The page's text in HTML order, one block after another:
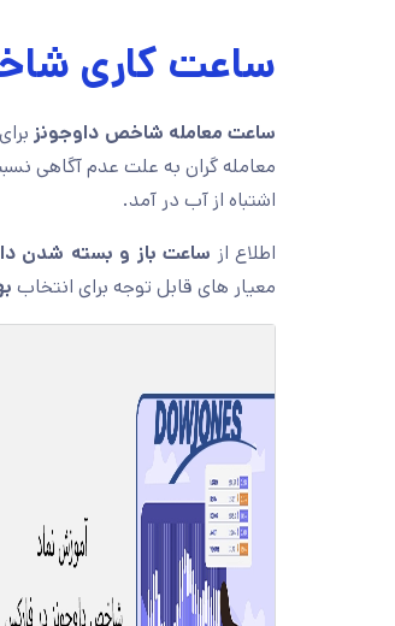
ساعت کاری
ساعت معامله شاخص داوجونز
معامله گران به علت عدم آگاهی
اشتباه از آب در آمد.
اطلاع از ساعت باز و بسته شدن
معیار های قابل توجه برای انتخاب